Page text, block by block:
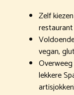
Zelf
restaurant
vegan,
lekkere